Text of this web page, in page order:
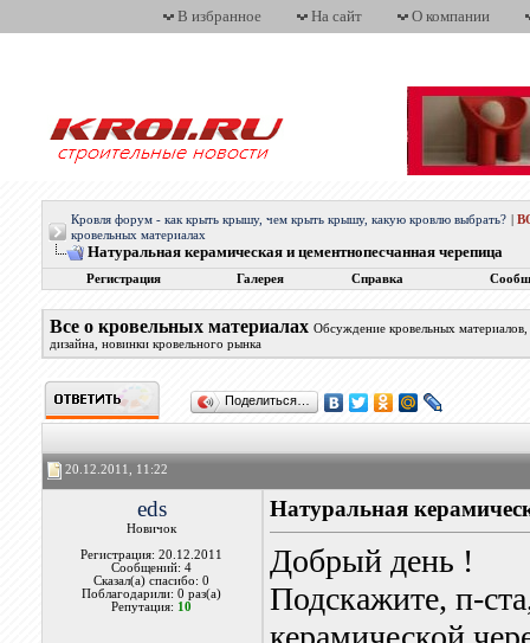
В избранное На сайт О компании
Кровля форум - как крыть крышу, чем крыть крышу, какую кровлю выбрать?
кровельных материалах
Натуральная керамическая и цементнопесчанная черепица
Регистрация Галерея Справка
Все о кровельных материалах Обсуждение кровельных
дизайна, новинки кровельного рынка
Поделиться…
20.12.2011, 11:22
eds
Новичок
Регистрация: 20.12.2011
Сообщений: 4
Сказал(а) спасибо: 0
Поблагодарили: 0 раз(а)
Репутация: 10
Натуральная
Добрый день !
Подскажите, п-